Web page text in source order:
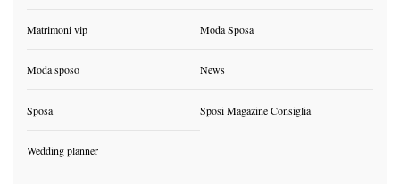
Matrimoni vip Moda Sposa
Moda sposo News
Sposa Sposi Magazine Consiglia
Wedding planner